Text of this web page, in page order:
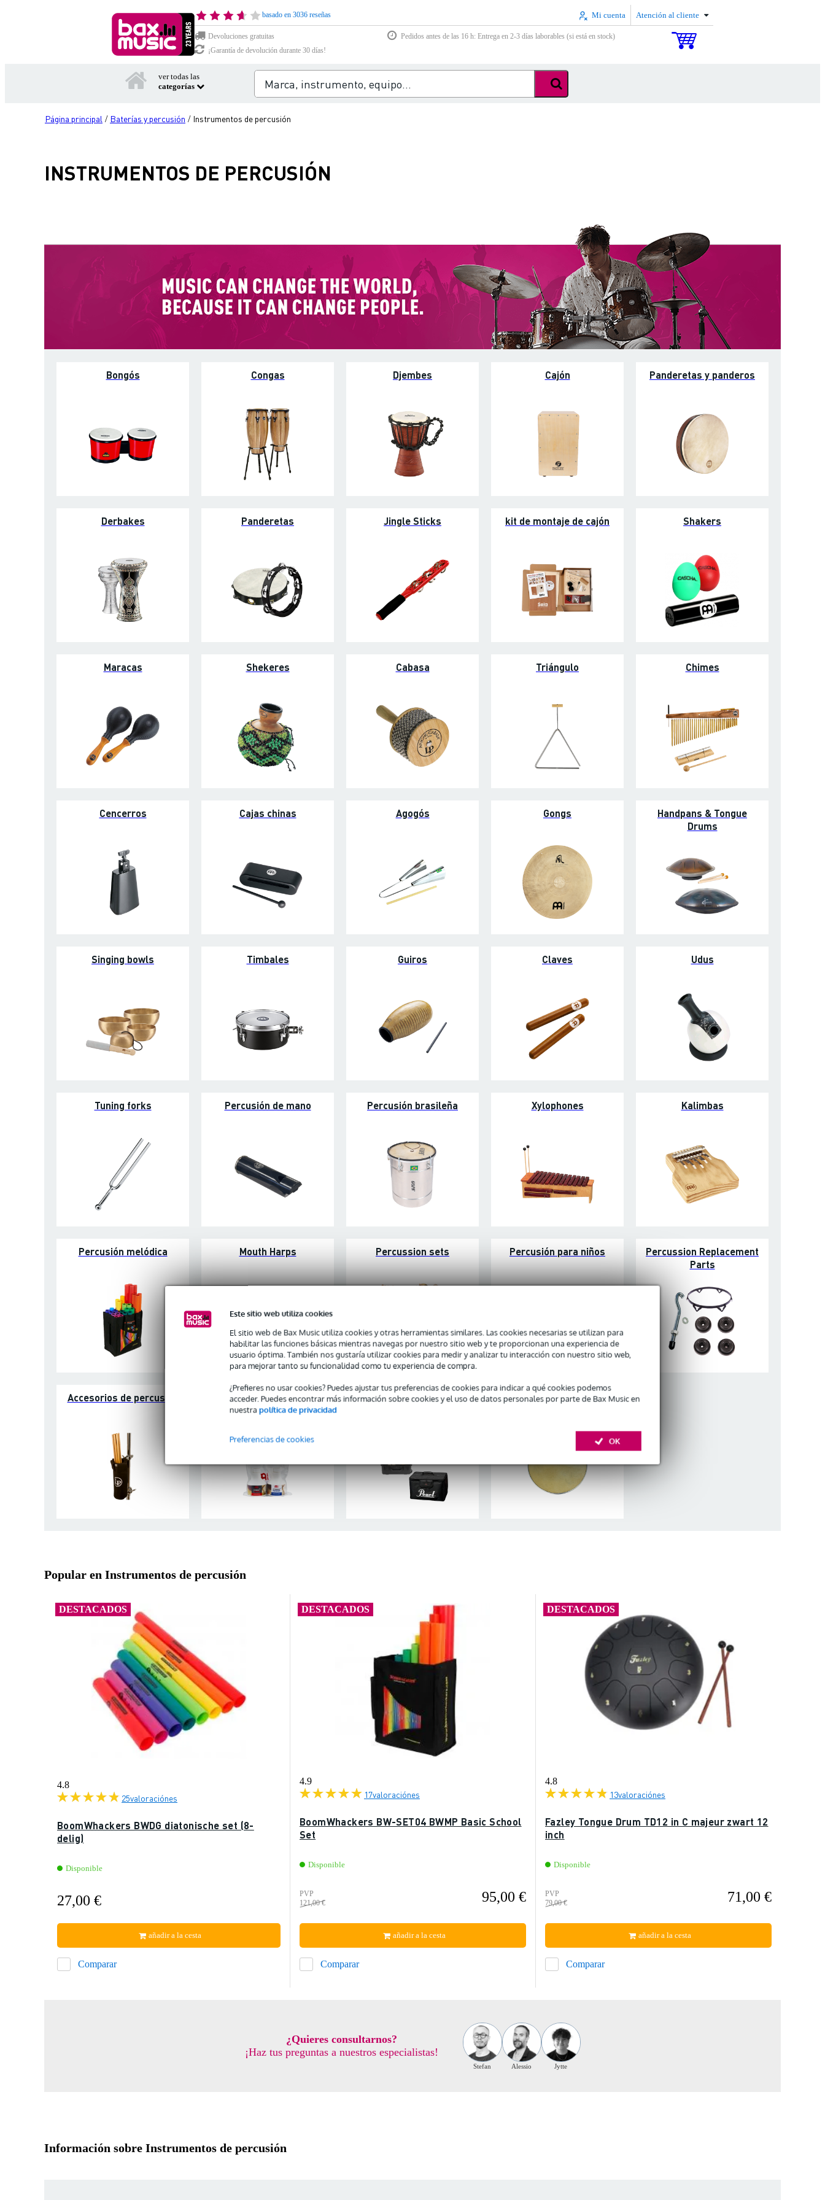
Este sitio web utiliza cookies
El sitio web de Bax Music utiliza cookies y otras herramientas similares. Las cookies necesarias se utilizan para
habilitar las funciones básicas mientras navegas por nuestro sitio web y te proporcionan una experiencia de
usuario óptima. También nos gustaría utilizar cookies para medir y analizar tu interacción con nuestro sitio web,
para mejorar tanto su funcionalidad como tu experiencia de compra.
¿Prefieres no usar cookies? Puedes ajustar tus preferencias de cookies para indicar a qué cookies podemos
acceder. Puedes encontrar más información sobre cookies y el uso de datos personales por parte de Bax Music en
nuestra política de privacidad
OK
Preferencias de cookies
basado en 3036 reseñas Mi cuenta Atención al cliente
Devoluciones gratuitas
Pedidos antes de las 16 h: Entrega en 2-3 días laborables (si está en stock)
¡Garantía de devolución durante 30 días!
ver todas las
categorías
Página principal / Baterías y percusión / Instrumentos de percusión
INSTRUMENTOS DE PERCUSIÓN
Bongós Congas Djembes Cajón Panderetas y panderos
Derbakes Panderetas Jingle Sticks kit de montaje de cajón Shakers
Maracas Shekeres Cabasa Triángulo Chimes
Cencerros Cajas chinas Agogós Gongs
Handpans & Tongue
Drums
Singing bowls Timbales Guiros Claves Udus
Tuning forks Percusión de mano Percusión brasileña Xylophones Kalimbas
Percusión melódica Mouth Harps Percussion sets Percusión para niños
Percussion Replacement
Parts
Accesorios de percusión
Drums & Percussion
Maintenance
Fundas de percusión Parches de samba
Popular en Instrumentos de percusión
DESTACADOS
4.8
25valoraciónes
BoomWhackers BWDG diatonische set (8-
delig)
Disponible
27,00 €
Comparar
añadir a la cesta
DESTACADOS
4.9
17valoraciónes
BoomWhackers BW-SET04 BWMP Basic School
Set
Disponible
PVP
121,00 €
95,00 €
Comparar
añadir a la cesta
DESTACADOS
4.8
13valoraciónes
Fazley Tongue Drum TD12 in C majeur zwart 12
inch
Disponible
PVP
79,00 €
71,00 €
Comparar
añadir a la cesta
¿Quieres consultarnos?
¡Haz tus preguntas a nuestros especialistas!
Stefan Alessio Jytte
Información sobre Instrumentos de percusión